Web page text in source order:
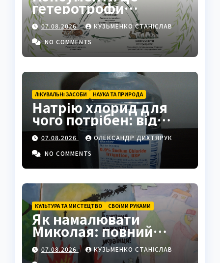
гетеротрофи
екосистеми
07.08.2026
КУЗЬМЕНКО СТАНІСЛАВ
NO COMMENTS
ЛІКУВАЛЬНІ ЗАСОБИ НАУКА ТА ПРИРОДА
Натрію хлорид для
чого потрібен: від
фізрозчину до
промисловості
07.08.2026
ОЛЕКСАНДР ДИХТЯРУК
NO COMMENTS
КУЛЬТУРА ТА МИСТЕЦТВО СВОЇМИ РУКАМИ
Як намалювати
Миколая: повний
покроковий гайд з
секретами майстрів
07.08.2026
КУЗЬМЕНКО СТАНІСЛАВ